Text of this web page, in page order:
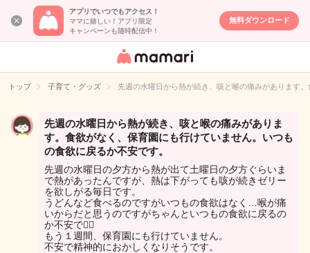
アプリでいつでもアクセス！
ママに嬉しい！アプリ限定
キャンペーンも随時配信中！
無料ダウンロード
女性専用匿名QA
イト
トップ 子育て・グッズ 先週の水曜日から熱が続き、咳と喉の痛みがあります
先週の水曜日から熱が続き、咳と喉の痛みがありま
す。食欲がなく、保育園にも行けていません。いつも
の食欲に戻るか不安です。
先週の水曜日の夕方から熱が出て土曜日の夕方ぐらいま
で熱があったんですが、熱は下がっても咳が続きゼリー
を欲しがる毎日です。
うどんなど食べるのですがいつもの食欲はなく…喉が痛
いからだと思うのですがちゃんといつもの食欲に戻るの
か不安で😵‍💫
もう１週間、保育園にも行けていません。
不安で精神的におかしくなりそうです。